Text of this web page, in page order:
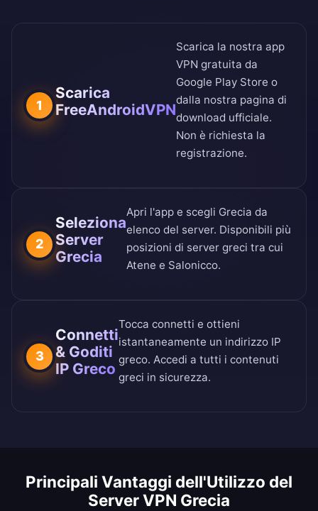
1
Scarica
FreeAndroidVPN
Scarica la nostra app
VPN gratuita da
Google Play Store o
dalla nostra pagina di
download ufficiale.
Non è richiesta la
registrazione.
2
Seleziona
Server
Grecia
Apri l'app e scegli Grecia da
elenco del server. Disponibili più
posizioni di server greci tra cui
Atene e Salonicco.
3
Connetti
& Goditi
IP Greco
Tocca connetti e ottieni
istantaneamente un indirizzo IP
greco. Accedi a tutti i contenuti
greci in sicurezza.
Principali Vantaggi dell'Utilizzo del
Server VPN Grecia